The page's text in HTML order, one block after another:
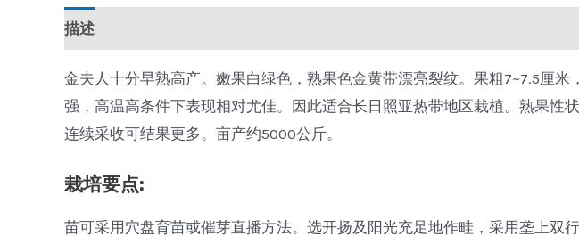
描述
金夫人十分早熟高产。嫩果白绿色，熟果色金黄带漂亮裂纹。果粗7~7.5厘
强，高温高条件下表现相对尤佳。因此适合长日照亚热带地区栽植。熟果性
连续采收可结果更多。亩产约5000公斤。
栽培要点:
苗可采用穴盘育苗或催芽直播方法。选开扬及阳光充足地作畦，采用垄上